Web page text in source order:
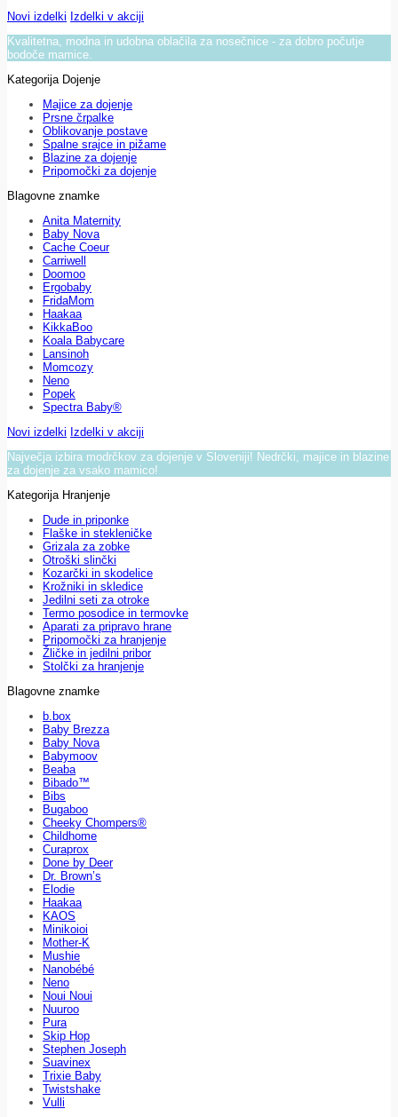
Novi izdelki Izdelki v akciji
Kvalitetna, modna in udobna oblačila za nosečnice - za dobro počutje
bodoče mamice.
Kategorija Dojenje
Majice za dojenje
Prsne črpalke
Oblikovanje postave
Spalne srajce in pižame
Blazine za dojenje
Pripomočki za dojenje
Blagovne znamke
Anita Maternity
Baby Nova
Cache Coeur
Carriwell
Doomoo
Ergobaby
FridaMom
Haakaa
KikkaBoo
Koala Babycare
Lansinoh
Momcozy
Neno
Popek
Spectra Baby®
Novi izdelki Izdelki v akciji
Največja izbira modrčkov za dojenje v Sloveniji! Nedrčki, majice in blazine
za dojenje za vsako mamico!
Kategorija Hranjenje
Dude in priponke
Flaške in stekleničke
Grizala za zobke
Otroški slinčki
Kozarčki in skodelice
Krožniki in skledice
Jedilni seti za otroke
Termo posodice in termovke
Aparati za pripravo hrane
Pripomočki za hranjenje
Žličke in jedilni pribor
Stolčki za hranjenje
Blagovne znamke
b.box
Baby Brezza
Baby Nova
Babymoov
Beaba
Bibado™
Bibs
Bugaboo
Cheeky Chompers®
Childhome
Curaprox
Done by Deer
Dr. Brown’s
Elodie
Haakaa
KAOS
Minikoioi
Mother-K
Mushie
Nanobébé
Neno
Noui Noui
Nuuroo
Pura
Skip Hop
Stephen Joseph
Suavinex
Trixie Baby
Twistshake
Vulli